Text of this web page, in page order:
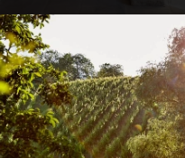
Nur anders. Feinste